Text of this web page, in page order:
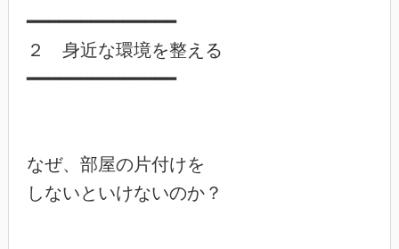
━━━━━━━━━━━━━━
２　身近な環境を整える
━━━━━━━━━━━━━━
なぜ、部屋の片付けを
しないといけないのか？